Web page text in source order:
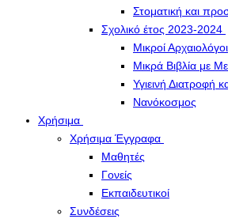
Στοματική και
Σχολικό έτος 2023-2024
Μικροί Αρχαιολόγοι
Μικρά Βιβλία με
Υγιεινή Διατροφή
Νανόκοσμος
Χρήσιμα
Χρήσιμα Έγγραφα
Μαθητές
Γονείς
Εκπαιδευτικοί
Συνδέσεις